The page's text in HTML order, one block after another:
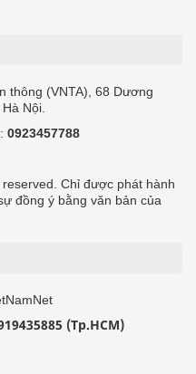
thông (VNTA), 68 Dương
Nội.
0923457788
Chỉ được phát hành
đồng ý bằng văn bản của
(Tp.HCM)